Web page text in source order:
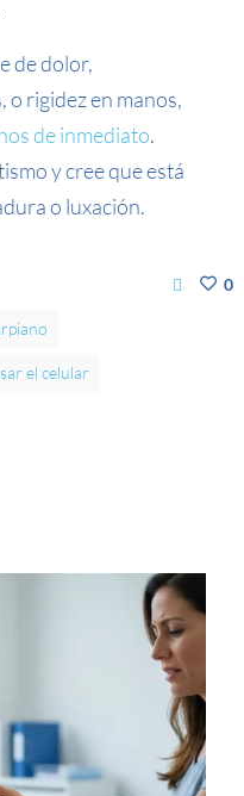
de dolor,
rigidez en manos,
de inmediato.
y cree que está
o luxación.
el celular
0